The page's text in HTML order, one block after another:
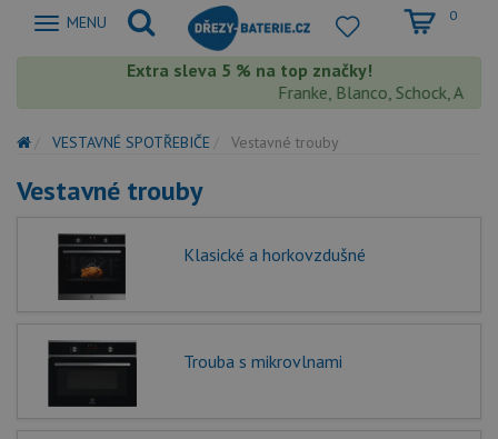
Zobrazit
MENU 0
Extra sleva 5 % na top značky!
Franke, Blanco, Schock,
VESTAVNÉ SPOTŘEBIČE Vestavné trouby
Vestavné trouby
Klasické a horkovzdušné
Trouba s mikrovlnami